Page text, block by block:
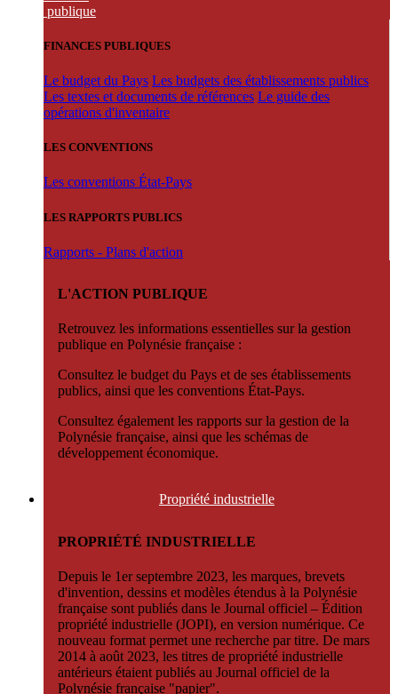
publique
FINANCES PUBLIQUES
Le budget du Pays Les budgets des établissements publics
Les textes et documents de références Le guide des
opérations d'inventaire
LES CONVENTIONS
Les conventions État-Pays
LES RAPPORTS PUBLICS
Rapports - Plans d'action
L'ACTION PUBLIQUE
Retrouvez les informations essentielles sur la gestion
publique en Polynésie française :
Consultez le budget du Pays et de ses établissements
publics, ainsi que les conventions État-Pays.
Consultez également les rapports sur la gestion de la
Polynésie française, ainsi que les schémas de
développement économique.
Propriété industrielle
PROPRIÉTÉ INDUSTRIELLE
Depuis le 1er septembre 2023, les marques, brevets
d'invention, dessins et modèles étendus à la Polynésie
française sont publiés dans le Journal officiel – Édition
propriété industrielle (JOPI), en version numérique. Ce
nouveau format permet une recherche par titre. De mars
2014 à août 2023, les titres de propriété industrielle
antérieurs étaient publiés au Journal officiel de la
Polynésie française "papier".